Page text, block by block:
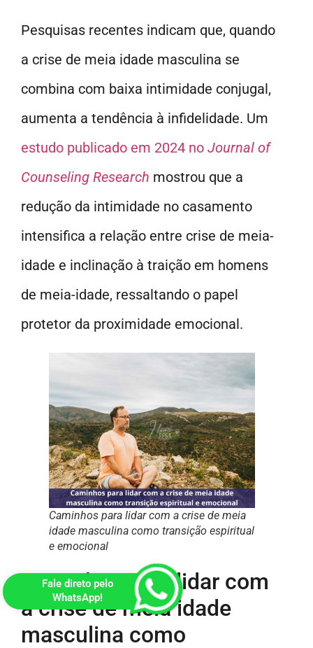
Pesquisas recentes indicam que, quando
a crise de meia idade masculina se
combina com baixa intimidade conjugal,
aumenta a tendência à infidelidade. Um
estudo publicado em 2024 no Journal of
Counseling Research mostrou que a
redução da intimidade no casamento
intensifica a relação entre crise de meia-
idade e inclinação à traição em homens
de meia-idade, ressaltando o papel
protetor da proximidade emocional.
Caminhos para lidar com a crise de meia
idade masculina como transição espiritual
e emocional
Caminhos para lidar com
a crise de meia idade
masculina como
Fale direto pelo
WhatsApp!